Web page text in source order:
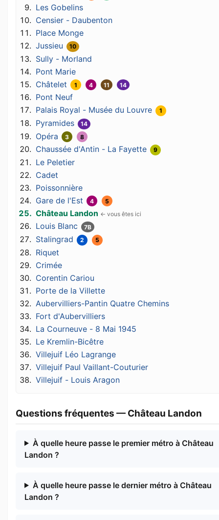
Les Gobelins
Censier - Daubenton
Place Monge
Jussieu
10
Sully - Morland
Pont Marie
Châtelet
1 4 11 14
Pont Neuf
Palais Royal - Musée du Louvre
1
Pyramides 14
Opéra 3 8
Chaussée d'Antin - La Fayette 9
Le Peletier
Cadet
Poissonnière
Gare de l'Est
4 5
Château Landon
Louis Blanc
7B
Stalingrad 2 5
Riquet
Crimée
Corentin Cariou
Porte de la Villette
Aubervilliers-Pantin Quatre Chemins
Fort d'Aubervilliers
La Courneuve - 8 Mai 1945
Le Kremlin-Bicêtre
Villejuif Léo Lagrange
Villejuif Paul Vaillant-Couturier
Villejuif - Louis Aragon
Questions fréquentes — Château Landon
À quelle heure passe le premier métro à Château
Landon ?
À quelle heure passe le dernier métro à Château
Landon ?